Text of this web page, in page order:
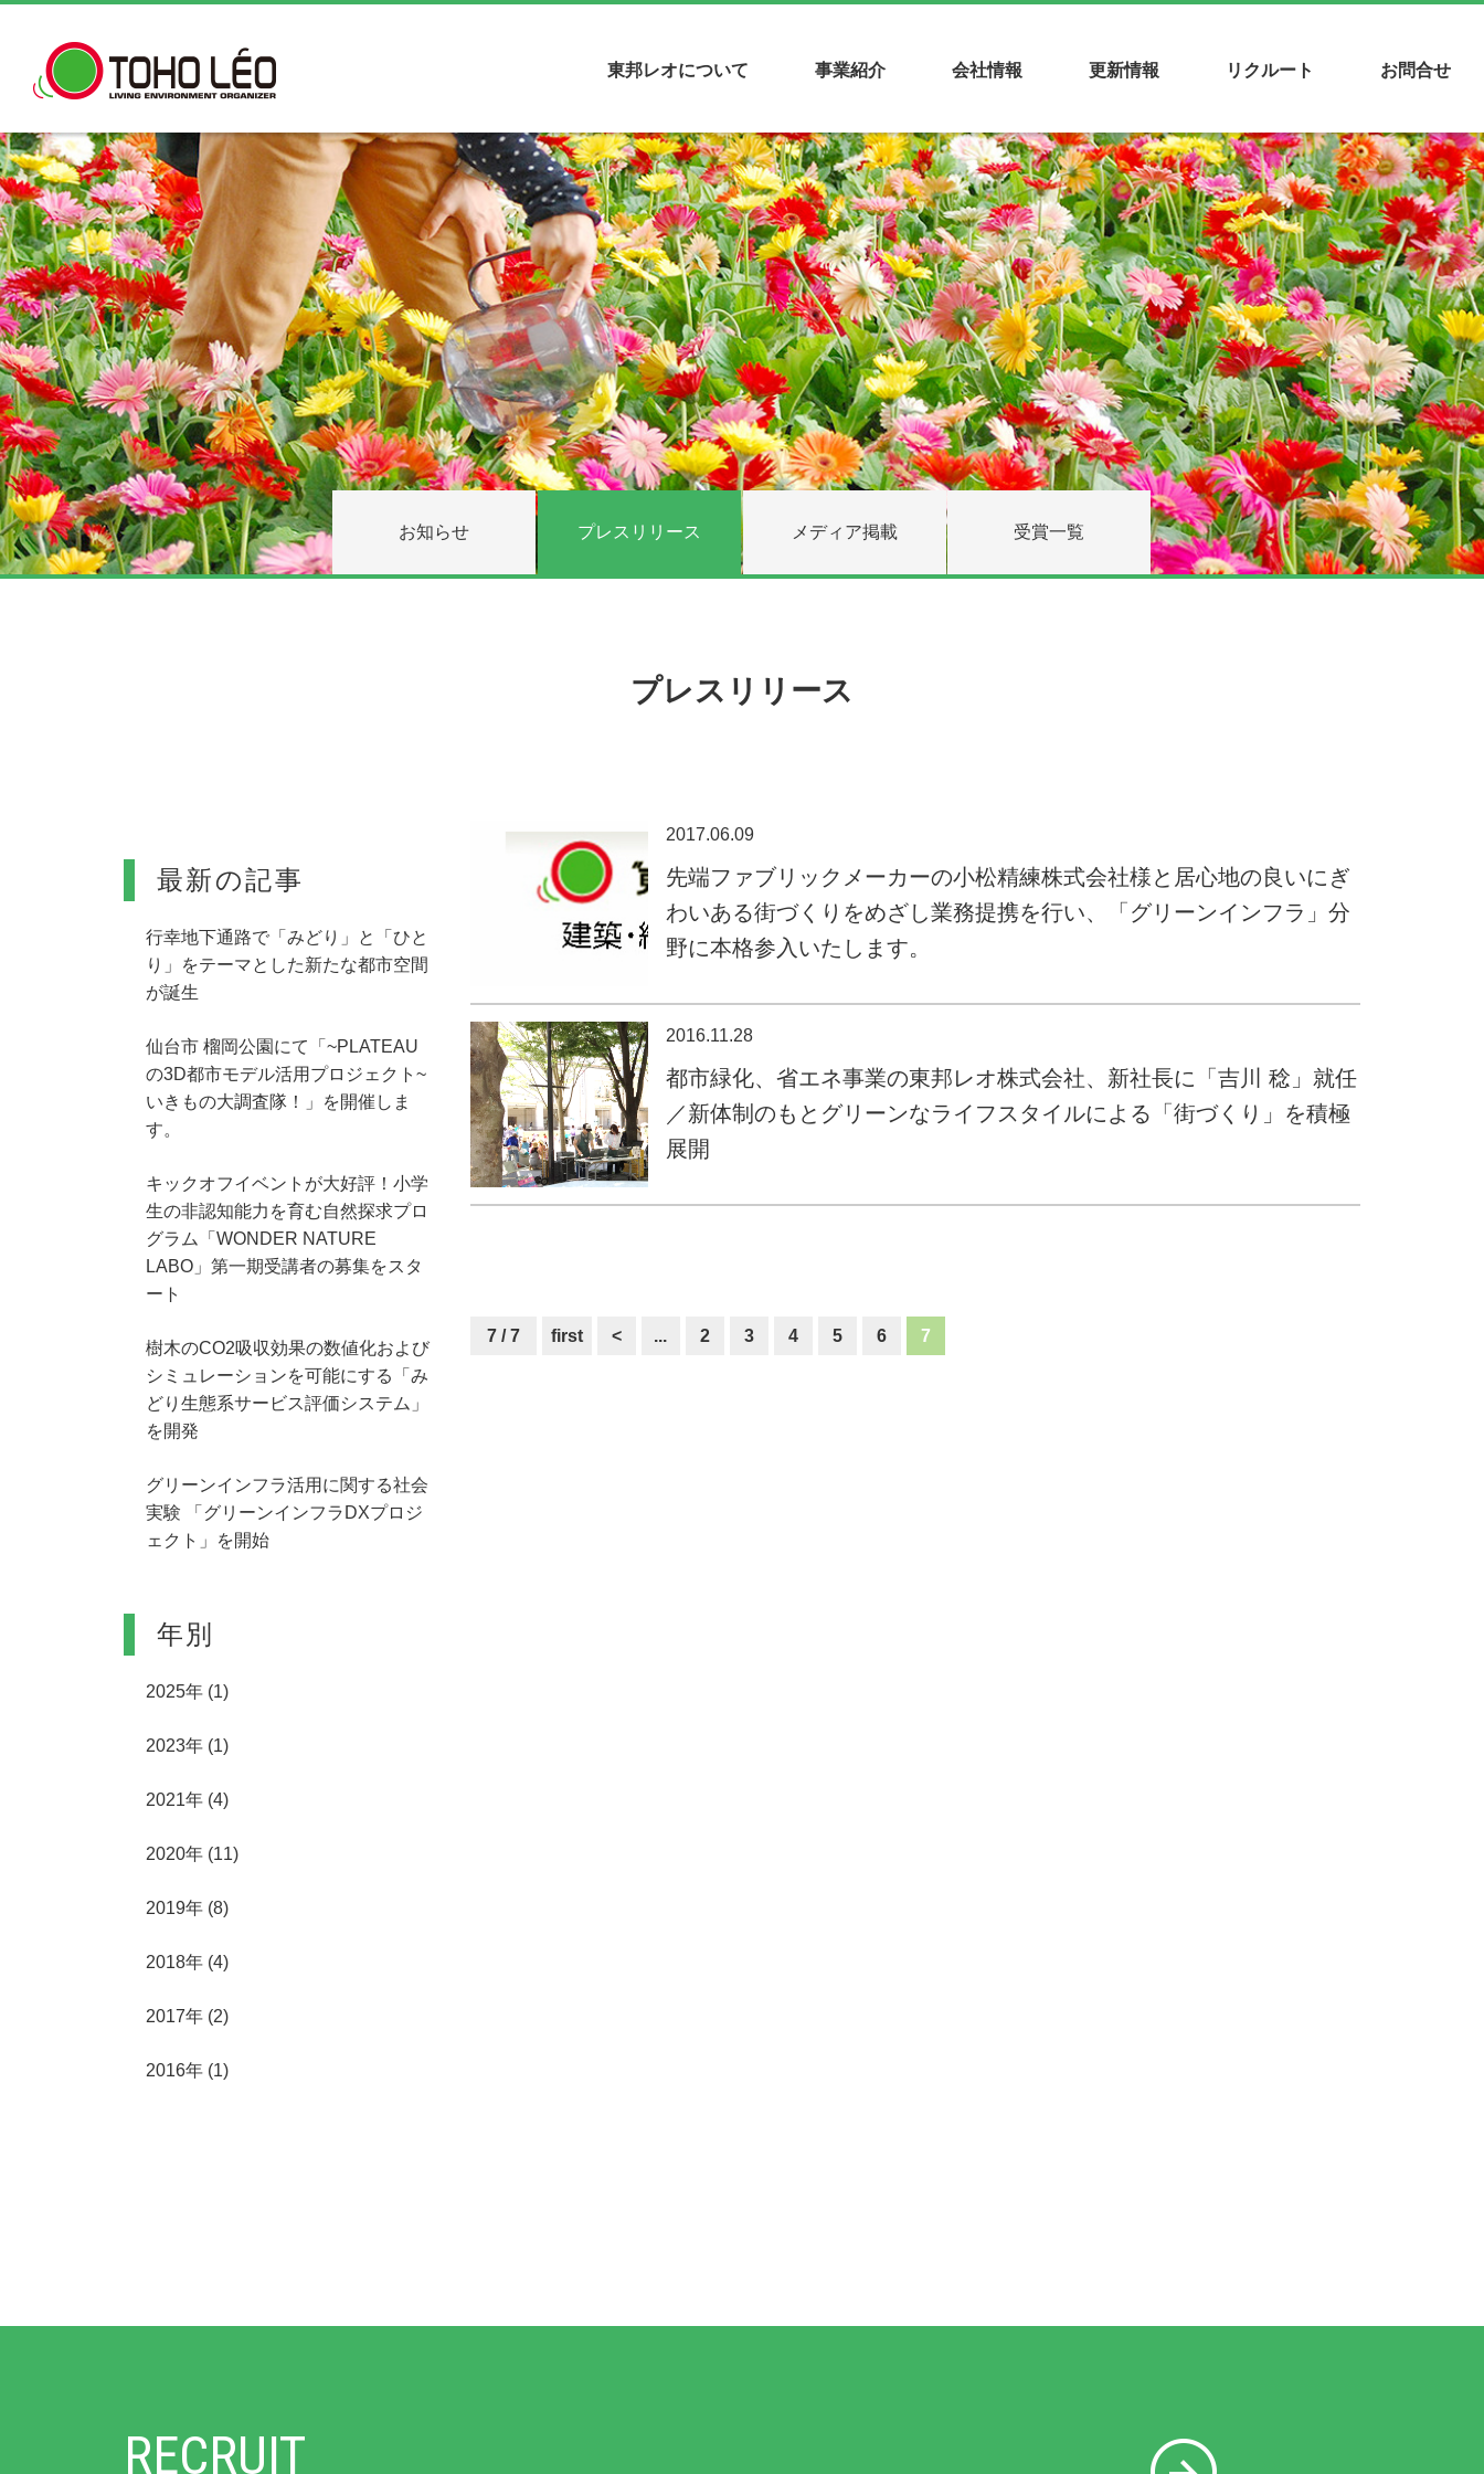
東邦レオについて 事業紹介
トップメッセージ 経営理念 会社概要 沿革 事業所案内
会社情報
お知らせ プレスリリース メディア掲載 受賞一覧
更新情報 リクルート お問合せ
お知らせ プレスリリース メディア掲載 受賞一覧
プレスリリース
2017.06.09
先端ファブリックメーカーの小松精練株式会社様と居心地の良いにぎ
わいある街づくりをめざし業務提携を行い、「グリーンインフラ」分
野に本格参入いたします。
2016.11.28
都市緑化、省エネ事業の東邦レオ株式会社、新社長に「吉川 稔」就任
／新体制のもとグリーンなライフスタイルによる「街づくり」を積極
展開
7 / 7 first < ... 2 3 4 5 6 7
最新の記事
⾏幸地下通路で「みどり」と「ひと
り」をテーマとした新たな都市空間
が誕生
仙台市 榴岡公園にて「~PLATEAU
の3D都市モデル活用プロジェクト~
いきもの大調査隊！」を開催しま
す。
キックオフイベントが大好評！小学
生の非認知能力を育む自然探求プロ
グラム「WONDER NATURE
LABO」第一期受講者の募集をスタ
ート
樹木のCO2吸収効果の数値化および
シミュレーションを可能にする「み
どり生態系サービス評価システム」
を開発
グリーンインフラ活用に関する社会
実験 「グリーンインフラDXプロジ
ェクト」を開始
年別
2025年 (1)
2023年 (1)
2021年 (4)
2020年 (11)
2019年 (8)
2018年 (4)
2017年 (2)
2016年 (1)
RECRUIT